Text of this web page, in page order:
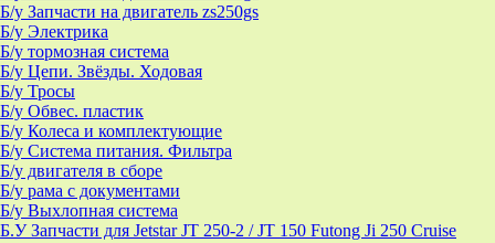
Б/у Запчасти на двигатель zs250gs
Б/у Электрика
Б/у тормозная система
Б/у Цепи. Звёзды. Ходовая
Б/у Тросы
Б/у Обвес. пластик
Б/у Колеса и комплектующие
Б/у Система питания. Фильтра
Б/у двигателя в сборе
Б/у рама с документами
Б/у Выхлопная система
Б.У Запчасти для Jetstar JT 250-2 / JT 150 Futong Ji 250 Cruise